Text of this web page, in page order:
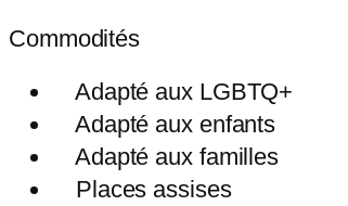
Commodités
Adapté aux LGBTQ+
Adapté aux enfants
Adapté aux familles
Places assises